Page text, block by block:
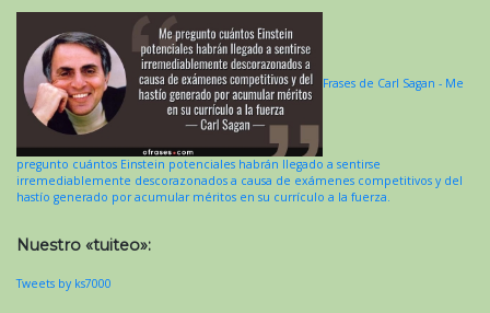
Frases de Carl Sagan - Me
pregunto cuántos Einstein potenciales habrán llegado a sentirse
irremediablemente descorazonados a causa de exámenes competitivos y del
hastío generado por acumular méritos en su currículo a la fuerza.
Nuestro «tuiteo»:
Tweets by ks7000